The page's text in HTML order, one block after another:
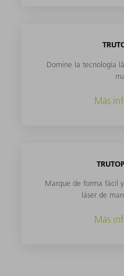
Domine la tecnología
Más
Marque de forma fácil
láser de
Más